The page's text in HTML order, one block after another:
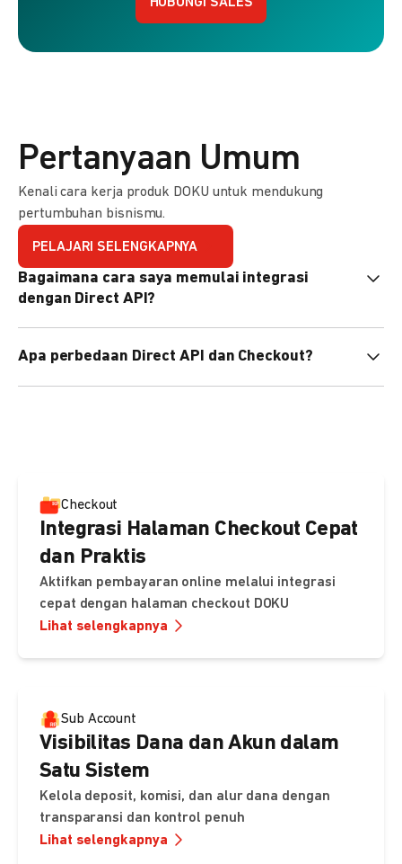
HUBUNGI SALES
Pertanyaan Umum
Kenali cara kerja produk DOKU untuk mendukung
pertumbuhan bisnismu.
PELAJARI SELENGKAPNYA
Bagaimana cara saya memulai integrasi
dengan Direct API?
pemrograman untuk membantu integrasi Anda. Pelajari
Apa perbedaan Direct API dan Checkout?
Checkout
Integrasi Halaman Checkout Cepat
dan Praktis
Aktifkan pembayaran online melalui integrasi
cepat dengan halaman checkout DOKU
Lihat selengkapnya
Sub Account
Visibilitas Dana dan Akun dalam
Satu Sistem
Kelola deposit, komisi, dan alur dana dengan
transparansi dan kontrol penuh
Lihat selengkapnya